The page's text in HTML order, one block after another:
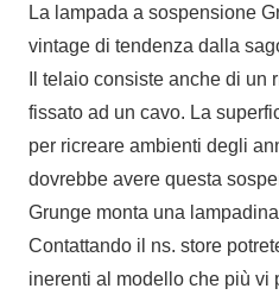
La lampada a sospensione
vintage di tendenza dalla
Il telaio consiste anche di un
fissato ad un cavo. La
per ricreare ambienti degli
dovrebbe avere questa
Grunge monta una
Contattando il ns. store
inerenti al modello che più vi